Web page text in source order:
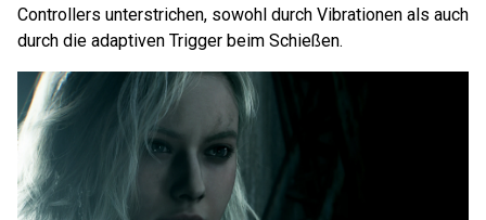
Controllers unterstrichen, sowohl durch Vibrationen als auch
durch die adaptiven Trigger beim Schießen.